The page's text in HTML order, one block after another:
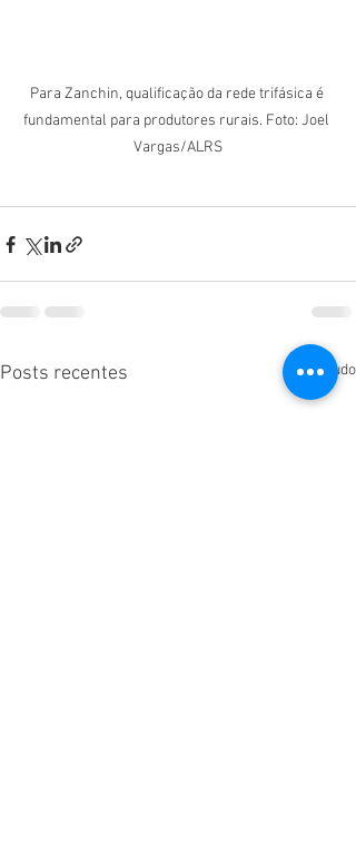
Para Zanchin, qualificação da rede trifásica é
fundamental para produtores rurais. Foto: Joel
Vargas/ALRS
Posts recentes Ver tudo